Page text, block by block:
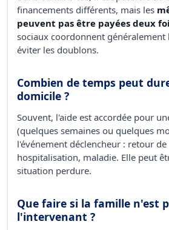
financements différents, mais les
peuvent pas être payées deux
sociaux coordonnent généralement
éviter les doublons.
Combien de temps peut
domicile ?
Souvent, l'aide est accordée pour
(quelques semaines ou quelques
l'événement déclencheur : retour
hospitalisation, maladie. Elle peut
situation perdure.
Que faire si la famille n'est
l'intervenant ?